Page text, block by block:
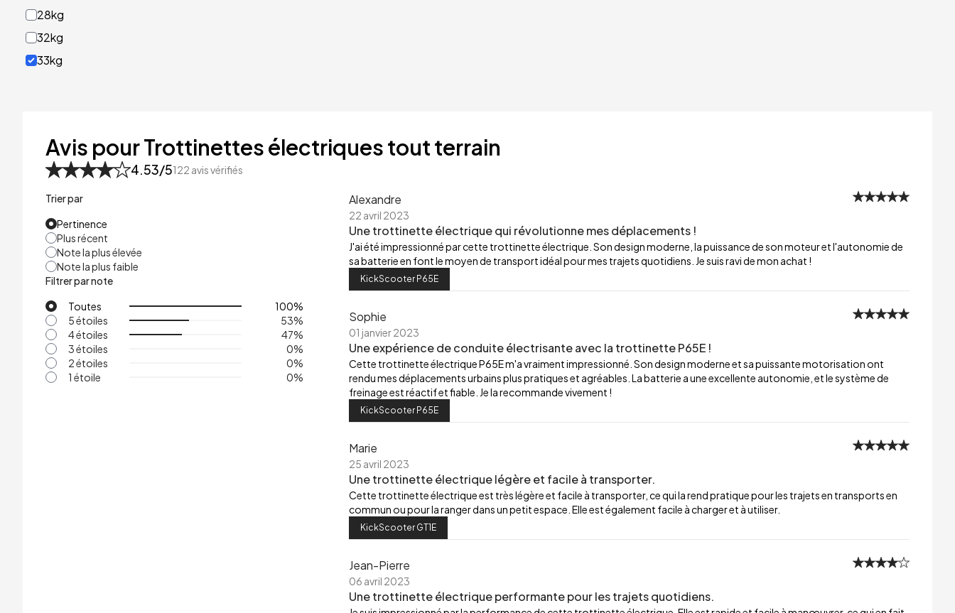
28kg
32kg
33kg
53kg
Avis pour Trottinettes électriques tout terrain
4.53/5122 avis vérifiés
Trier par
Pertinence
Plus récent
Note la plus élevée
Note la plus faible
Filtrer par note
Toutes
100%
5 étoiles
53%
4 étoiles
47%
3 étoiles
0%
2 étoiles
0%
1 étoile
0%
Alexandre
22 avril 2023
Une trottinette électrique qui révolutionne mes déplacements !
J'ai été impressionné par cette trottinette électrique. Son design moderne, la puissance de son moteur et l'autonomie de
sa batterie en font le moyen de transport idéal pour mes trajets quotidiens. Je suis ravi de mon achat !
KickScooter P65E
Sophie
01 janvier 2023
Une expérience de conduite électrisante avec la trottinette P65E !
Cette trottinette électrique P65E m'a vraiment impressionné. Son design moderne et sa puissante motorisation ont
rendu mes déplacements urbains plus pratiques et agréables. La batterie a une excellente autonomie, et le système de
freinage est réactif et fiable. Je la recommande vivement !
KickScooter P65E
Marie
25 avril 2023
Une trottinette électrique légère et facile à transporter.
Cette trottinette électrique est très légère et facile à transporter, ce qui la rend pratique pour les trajets en transports en
commun ou pour la ranger dans un petit espace. Elle est également facile à charger et à utiliser.
KickScooter GT1E
Jean-Pierre
06 avril 2023
Une trottinette électrique performante pour les trajets quotidiens.